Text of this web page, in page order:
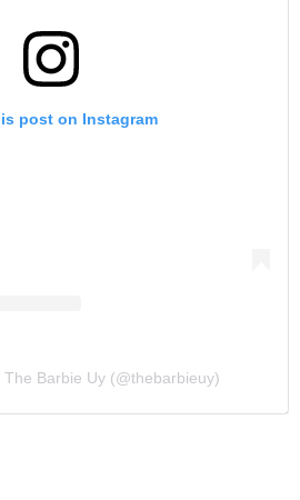
post on Instagram
Barbie Uy (@thebarbieuy)